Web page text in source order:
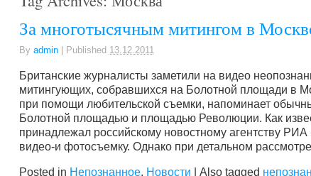
За многотысячным митингом в
By admin Published 13.12.2011
Британские журналисты заметили на видео
митингующих, собравшихся на Болотной площади в
при помощи любительской съемки, напоминает
Болотной площадью и площадью Революции. Как
принадлежал российскому новостному агентству
видео-и фотосъемку. Однако при детальном
Posted in Непознанное, Новости Also tagged